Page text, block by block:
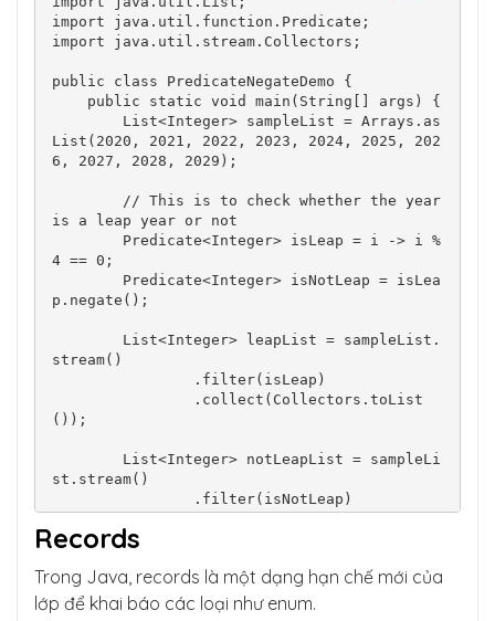
import java.util.function.Predicate;
import java.util.stream.Collectors;
public class PredicateNegateDemo {
List(2020, 2021, 2022, 2023, 2024, 2025, 202
6, 2027, 2028, 2029);
is a leap year or not
4 == 0;
p.negate();
stream()
());
st.stream()
                .collect(Collectors.toList
());
        // Print both the lists
        System.out.println("Leap Years are "
Records
Trong Java, records là một dạng hạn chế mới của
lớp để khai báo các loại như enum.